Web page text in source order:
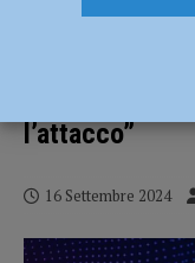
Volley – La
l’attacco”
16 Settembre 2024